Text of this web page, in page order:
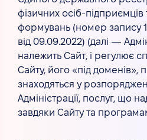
фізичних осіб-
формувань (номер запису
від 09.09.2022) (далі —
належить Сайт, і регулює
Сайту, його «під доменів»,
знаходяться у
Адміністрації, послуг, що
завдяки Сайту та